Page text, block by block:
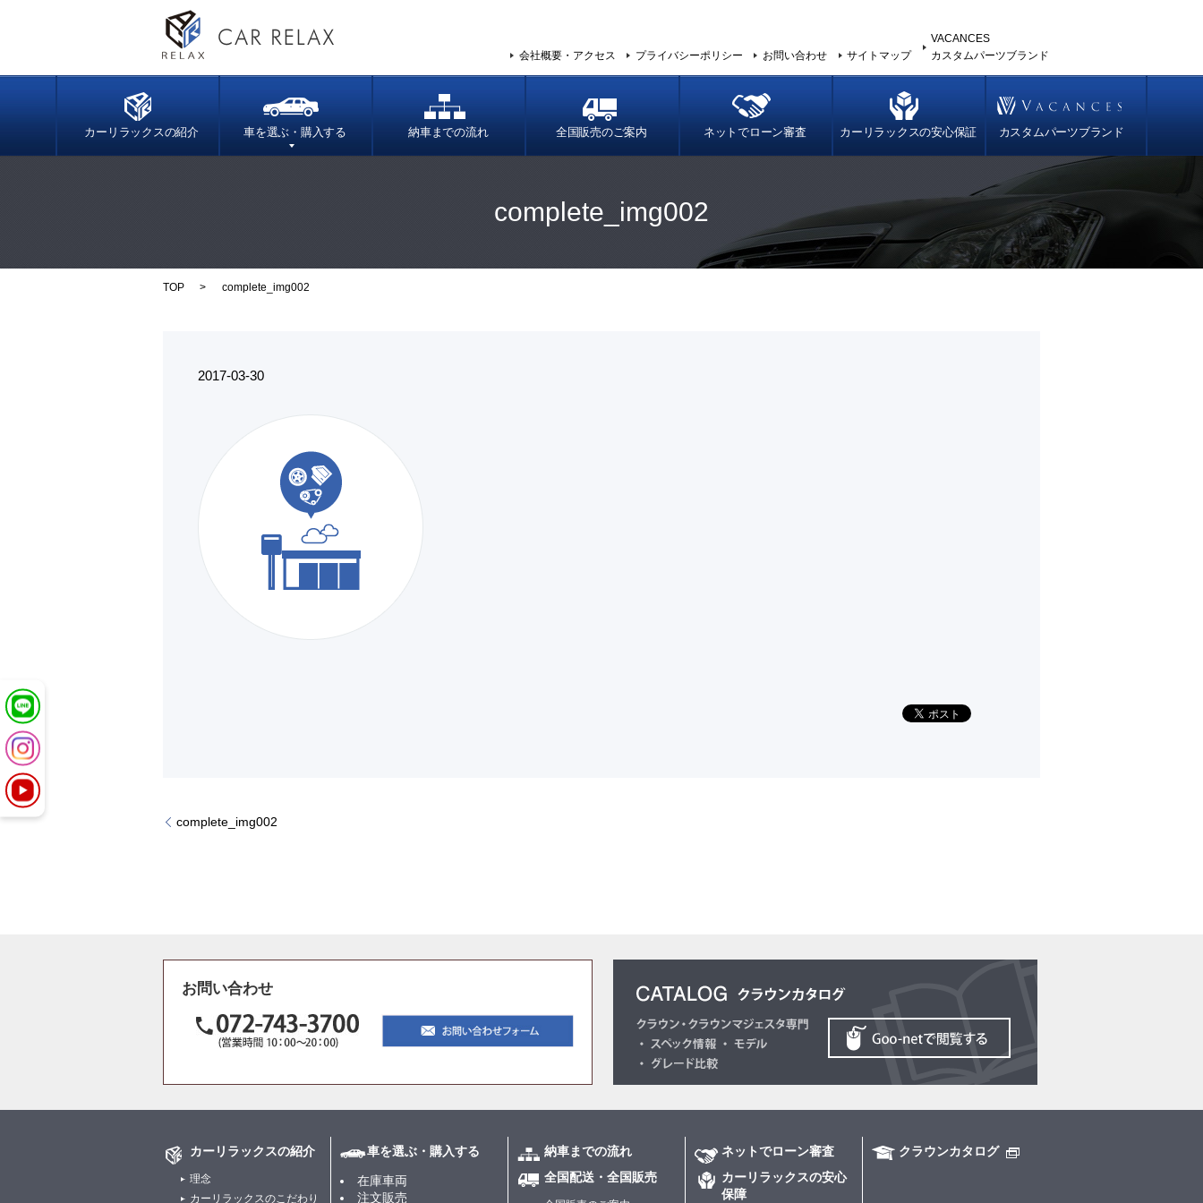
会社概要・アクセス プライバシーポリシー お問い合わせ サイトマップ
VACANCES
カスタムパーツブランド
カーリラックスの紹介 車を選ぶ・購入する 納車までの流れ 全国販売のご案内 ネットでローン審査 カーリラックスの安心保証 カスタムパーツブランド
complete_img002
TOP complete_img002
2017-03-30
complete_img002
お問い合わせ
カーリラックスの紹介
理念
カーリラックスのこだわり
車を選ぶ・購入する
在庫車両
注文販売
納車までの流れ
全国配送・全国販売
ネットでローン審査
カーリラックスの安心
保障
クラウンカタログ